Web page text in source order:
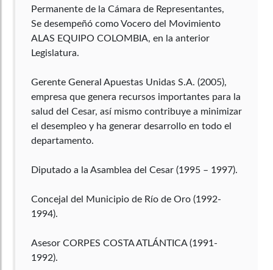
Permanente de la Cámara de Representantes,
Se desempeñó como Vocero del Movimiento
ALAS EQUIPO COLOMBIA, en la anterior
Legislatura.
Gerente General Apuestas Unidas S.A. (2005),
empresa que genera recursos importantes para la
salud del Cesar, así mismo contribuye a minimizar
el desempleo y ha generar desarrollo en todo el
departamento.
Diputado a la Asamblea del Cesar (1995 – 1997).
Concejal del Municipio de Río de Oro (1992-
1994).
Asesor CORPES COSTA ATLÁNTICA (1991-
1992).